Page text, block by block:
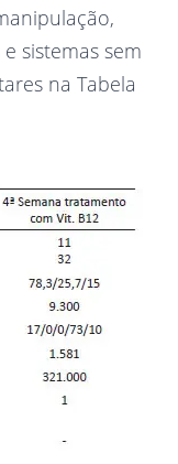
sistemas sem
na Tabela